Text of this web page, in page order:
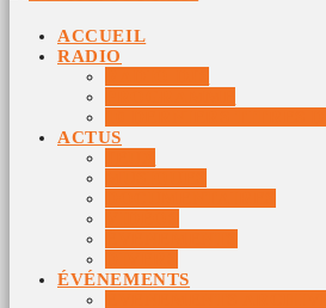
ACCUEIL
RADIO
ACTUS
ÉVÉNEMENTS